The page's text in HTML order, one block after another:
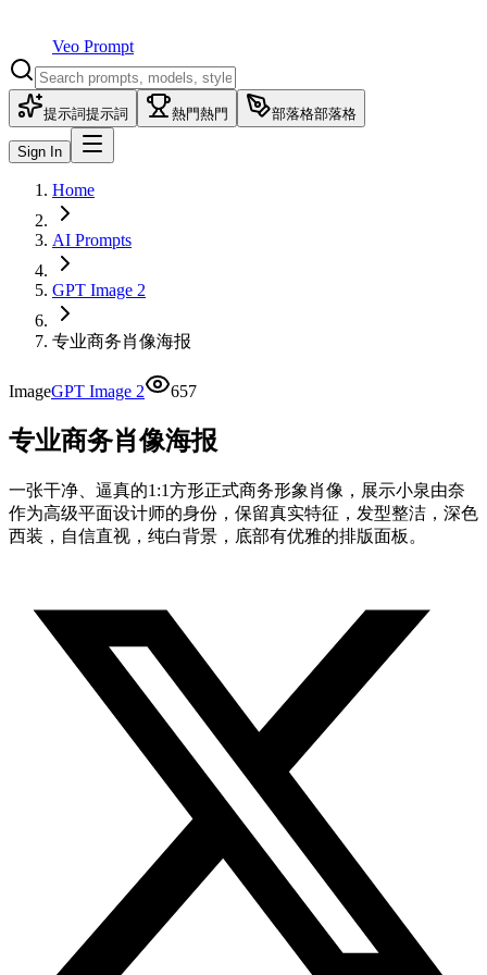
Veo Prompt
提示詞提示詞 熱門熱門 部落格部落格
Sign In
Home
AI Prompts
GPT Image 2
专业商务肖像海报
ImageGPT Image 2 657
专业商务肖像海报
一张干净、逼真的1:1方形正式商务形象肖像，展示小泉由奈
作为高级平面设计师的身份，保留真实特征，发型整洁，深色
西装，自信直视，纯白背景，底部有优雅的排版面板。